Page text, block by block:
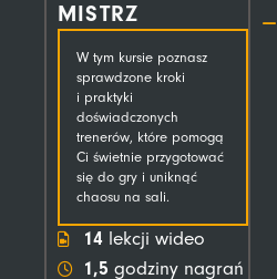
MISTRZ
W tym kursie poznasz
sprawdzone kroki
i praktyki
doświadczonych
trenerów, które pomogą
Ci świetnie przygotować
się do gry i uniknąć
chaosu na sali.
14 lekcji wideo
1,5 godziny nagrań